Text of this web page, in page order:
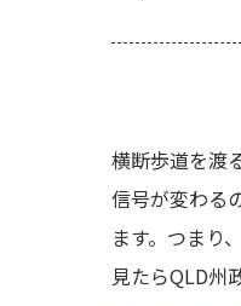
横断歩道を渡
信号が変わる
ます。つまり
見たらQLD州